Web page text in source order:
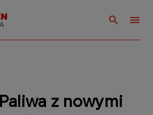
z nowymi